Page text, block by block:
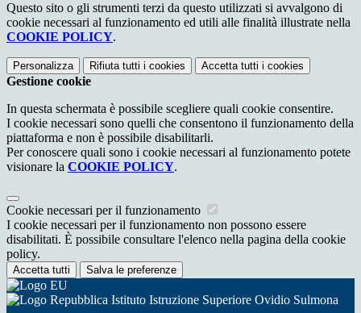
Questo sito o gli strumenti terzi da questo utilizzati si avvalgono di
cookie necessari al funzionamento ed utili alle finalità illustrate nella
COOKIE POLICY.
Personalizza Rifiuta tutti i cookies Accetta tutti i cookies
Gestione cookie
In questa schermata è possibile scegliere quali cookie consentire.
I cookie necessari sono quelli che consentono il funzionamento della
piattaforma e non è possibile disabilitarli.
Per conoscere quali sono i cookie necessari al funzionamento potete
visionare la COOKIE POLICY.
Cookie necessari per il funzionamento
I cookie necessari per il funzionamento non possono essere
disabilitati. È possibile consultare l'elenco nella pagina della cookie
policy.
Accetta tutti Salva le preferenze
Istituto Istruzione Superiore Ovidio Sulmona